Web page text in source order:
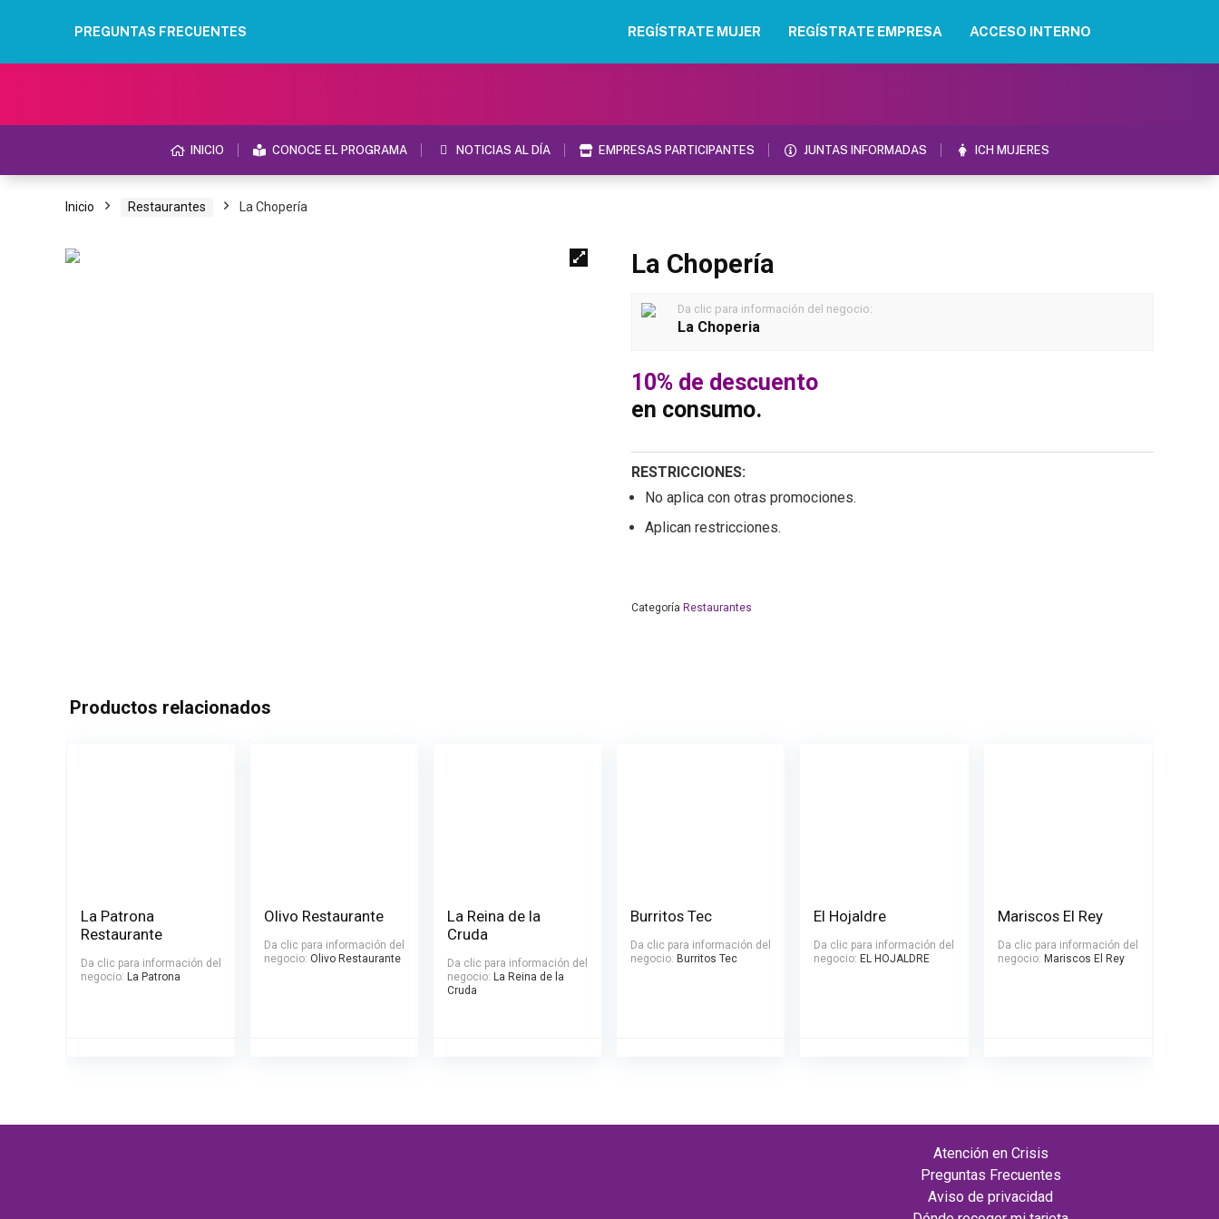
PREGUNTAS FRECUENTES REGÍSTRATE MUJER REGÍSTRATE EMPRESA ACCESO INTERNO
INICIO CONOCE EL PROGRAMA NOTICIAS AL DÍA EMPRESAS PARTICIPANTES JUNTAS INFORMADAS ICH MUJERES
Inicio Restaurantes La Chopería
La Chopería
Da clic para información del negocio:
La Choperia
10% de descuento
en consumo.
RESTRICCIONES:
No aplica con otras promociones.
Aplican restricciones.
Categoría Restaurantes
Productos relacionados
La Patrona
Restaurante
Da clic para información del
negocio: La Patrona
Olivo Restaurante
Da clic para información del
negocio: Olivo Restaurante
La Reina de la
Cruda
Da clic para información del
negocio: La Reina de la
Cruda
Burritos Tec
Da clic para información del
negocio: Burritos Tec
El Hojaldre
Da clic para información del
negocio: EL HOJALDRE
Mariscos El Rey
Da clic para información del
negocio: Mariscos El Rey
Atención en Crisis
Preguntas Frecuentes
Aviso de privacidad